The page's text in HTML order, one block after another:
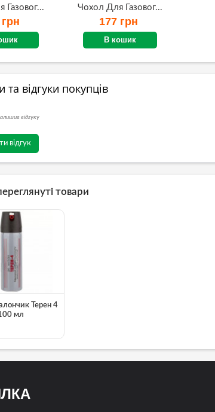
Газовог... Чохол Для Газовог...
177 грн
В кошик
та відгуки покупців
відгуку
відгук
товари
Терен 4
мл